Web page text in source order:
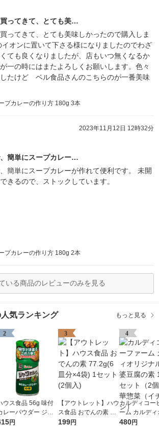
ってきて、とても美…
ってきて、とても美味しかったので購入しま
オンに置いて下さる様になりましたのでわざ
ても良くなりましたが、店もいつ無くなるか
一の時にはまたよろしくお願いします。色々
たけど ベル食品さんのこちらのが一番美味
プカレーの作り方 180g 3本
2023年11月12日 12時32分
簡単にスープカレー…
簡単にスープカレーが作れて便利です。 未開
きるので、ストックしています。
プカレーの作り方 180g 2本
いる商品のレビューのみを見る
気ランキング もっと見る
2
ウス食品 56g 味付
レーパウダー ジャ
カレー味 1個 【お
円
3
【アウトレット】ハウ
ス食品 おでんの素 77.
2g(6皿分×4袋) 1セッ
199円
4
カルディコー
ーム カルデ
ナル 黒麻婆豆
480円